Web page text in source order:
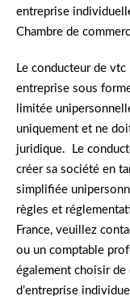
entreprise
Chambre de
Le conducteur de
entreprise sous
limitée
uniquement et ne
juridique. Le
créer sa société en
simplifiée
règles et
France, veuillez
ou un comptable
également choisir
d’entreprise